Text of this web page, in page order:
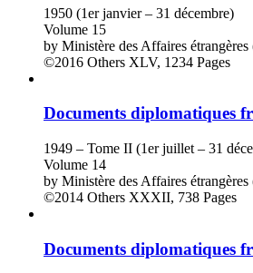
1950 (1er janvier – 31 décembre)
Volume 15
by Ministère des Affaires
©2016 Others XLV, 1234 Pages
Documents diplomatiques
1949 – Tome II (1er juillet – 31
Volume 14
by Ministère des Affaires
©2014 Others XXXII, 738 Pages
Documents diplomatiques